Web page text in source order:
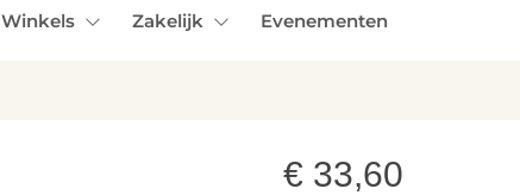
Winkels Zakelijk Evenementen
€ 33,60